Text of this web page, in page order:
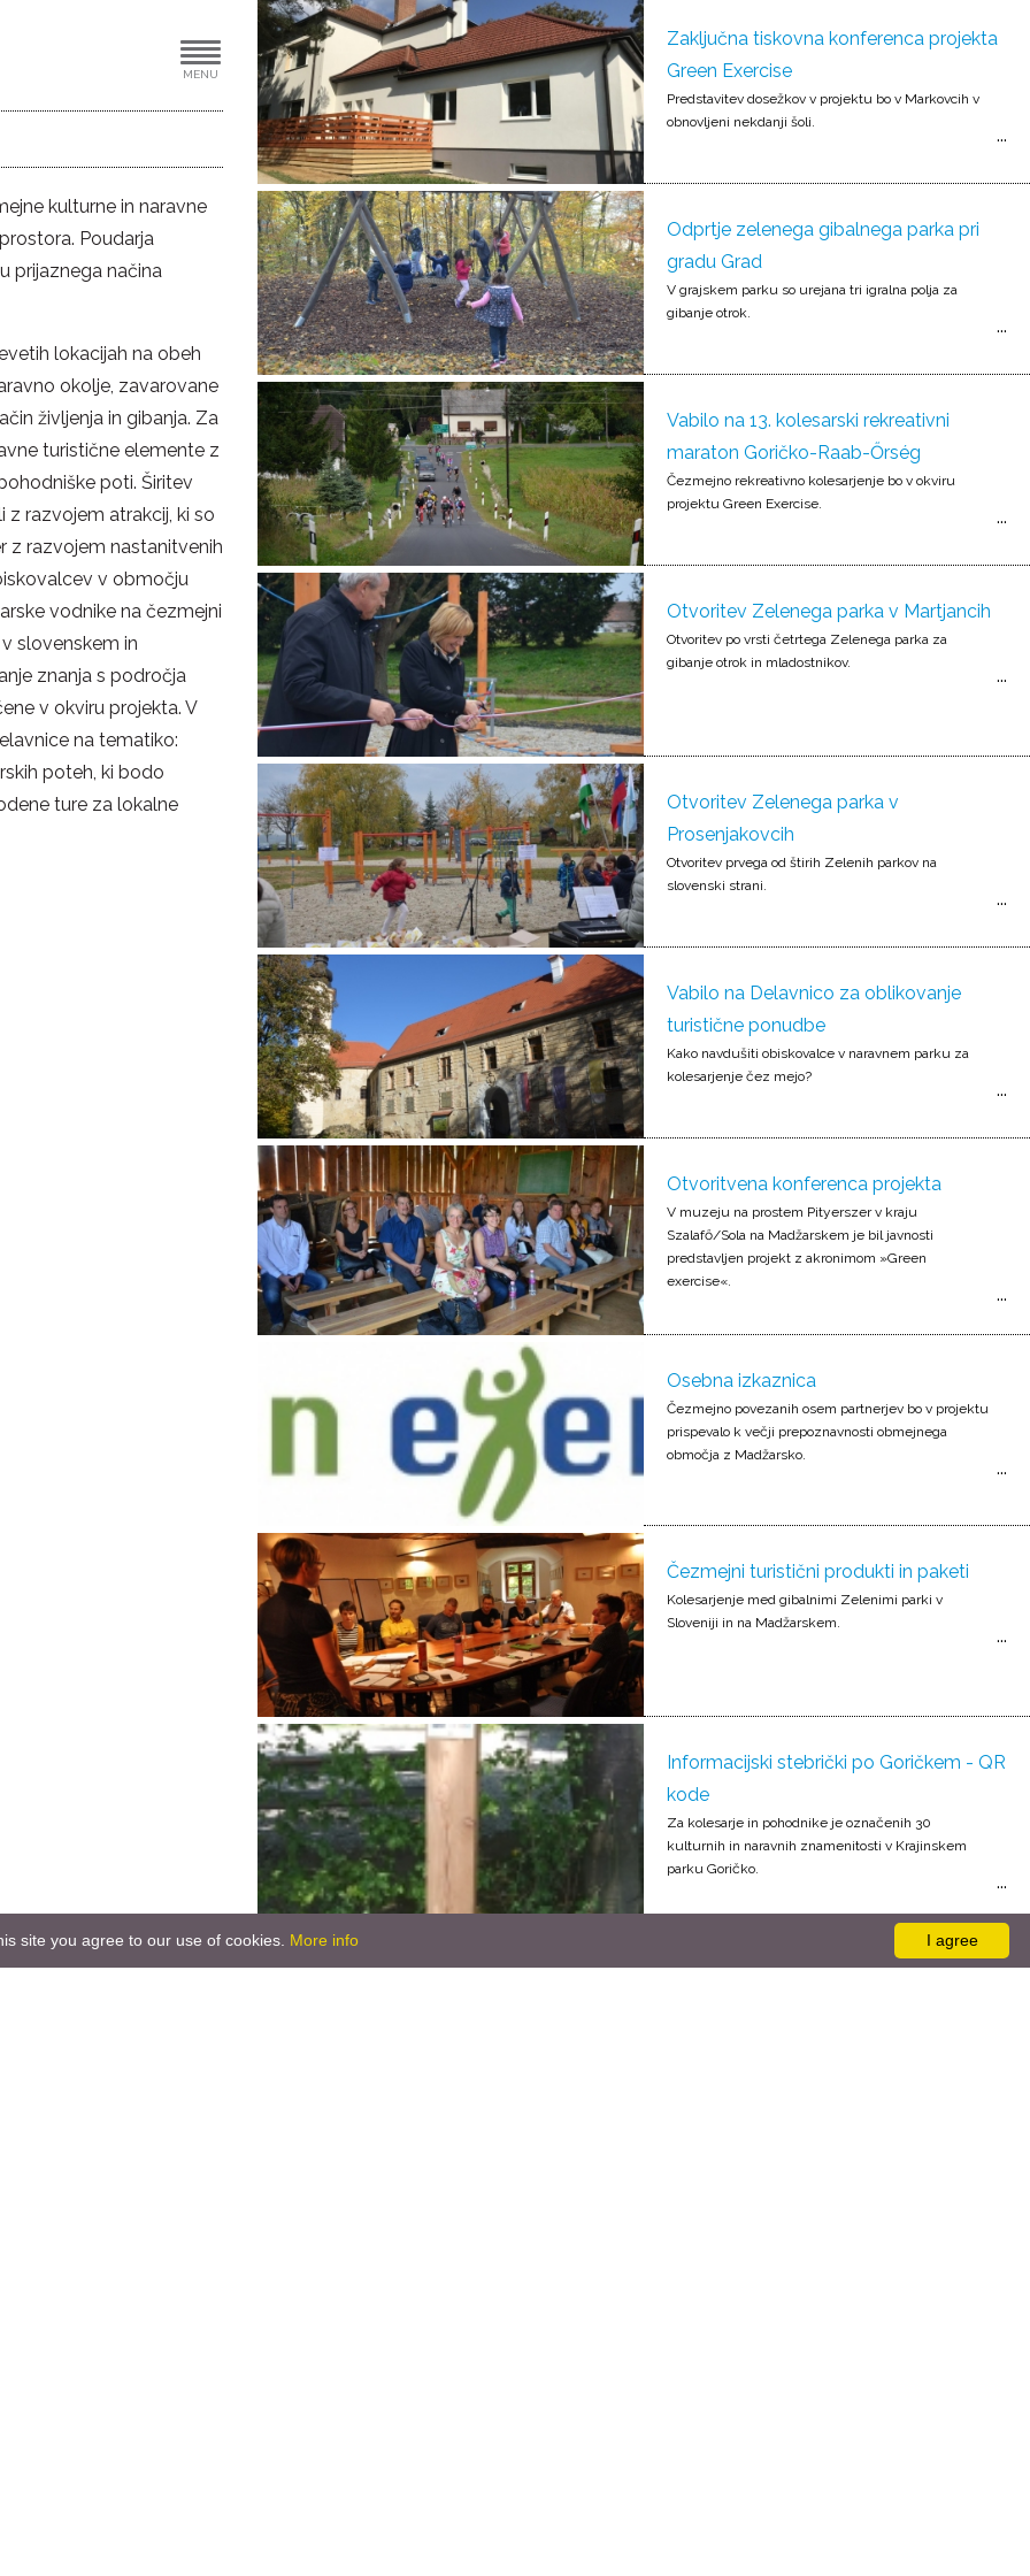
MENU
kulturne in naravne
Poudarja
prijaznega načina
lokacijah na obeh
okolje, zavarovane
življenja in gibanja. Za
turistične elemente z
poti. Širitev
razvojem atrakcij, ki so
z razvojem nastanitvenih
v območju
vodnike na čezmejni
slovenskem in
znanja s področja
v okviru projekta. V
na tematiko:
poteh, ki bodo
ture za lokalne
Zaključna tiskovna konferenca projekta
Green Exercise
Predstavitev dosežkov v projektu bo v Markovcih v
obnovljeni nekdanji šoli.
Odprtje zelenega gibalnega parka pri
gradu Grad
V grajskem parku so urejana tri igralna polja za
gibanje otrok.
Vabilo na 13. kolesarski rekreativni
maraton Goričko-Raab-Őrség
Čezmejno rekreativno kolesarjenje bo v okviru
projektu Green Exercise.
Otvoritev Zelenega parka v Martjancih
Otvoritev po vrsti četrtega Zelenega parka za
gibanje otrok in mladostnikov.
Otvoritev Zelenega parka v
Prosenjakovcih
Otvoritev prvega od štirih Zelenih parkov na
slovenski strani.
Vabilo na Delavnico za oblikovanje
turistične ponudbe
Kako navdušiti obiskovalce v naravnem parku za
kolesarjenje čez mejo?
Otvoritvena konferenca projekta
V muzeju na prostem Pityerszer v kraju
Szalafő/Sola na Madžarskem je bil javnosti
predstavljen projekt z akronimom »Green
exercise«.
Osebna izkaznica
Čezmejno povezanih osem partnerjev bo v projektu
prispevalo k večji prepoznavnosti obmejnega
območja z Madžarsko.
Čezmejni turistični produkti in paketi
Kolesarjenje med gibalnimi Zelenimi parki v
Sloveniji in na Madžarskem.
Informacijski stebrički po Goričkem - QR
kode
Za kolesarje in pohodnike je označenih 30
kulturnih in naravnih znamenitosti v Krajinskem
parku Goričko.
Brezplačni zemljevidi za obiskovalce
I agree
site you agree to our use of cookies. More info